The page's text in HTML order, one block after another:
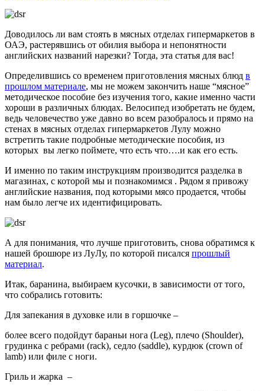
Доводилось ли вам стоять в мясных отделах гипермаркетов в
ОАЭ, растерявшись от обилия выбора и непонятности
английских названий нарезки? Тогда, эта статья для вас!
Определившись со временем приготовления мясных блюд в
прошлом материале, мы не можем закончить наше “мясное”
методическое пособие без изучения того, какие именно части
хороши в различных блюдах. Велосипед изобретать не будем,
ведь человечество уже давно во всем разобралось и прямо на
стенах в мясных отделах гипермаркетов Лулу можно
встретить такие подробные методические пособия, из
которых вы легко поймете, что есть что….и как его есть.
И именно по таким инструкциям производится разделка в
магазинах, с которой мы и познакомимся . Рядом я привожу
английские названия, под которыми мясо продается, чтобы
нам было легче их идентифицировать.
А для понимания, что лучше приготовить, снова обратимся к
нашей брошюре из ЛуЛу, по которой писался прошлый
материал.
Итак, баранина, выбираем кусочки, в зависимости от того,
что собрались готовить:
Для запекания в духовке или в горшочке –
более всего подойдут бараньи нога (Leg), плечо (Shoulder),
грудинка с ребрами (rack), седло (saddle), курдюк (crown of
lamb) или филе с ноги.
Гриль и жарка –